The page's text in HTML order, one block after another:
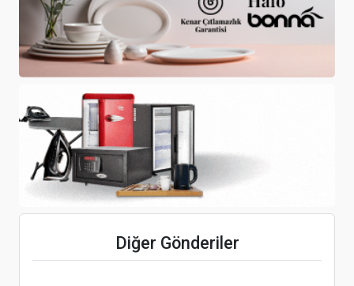
Diğer Gönderiler
‘Vitafit Camp’ sağlıklı yaşamla tanıştırıyor
National Geographic’ten Kapadokya’ya Büyük
Tanıtım
Protel, yapay zekâ tabanlı misafir iletişimi
sundu